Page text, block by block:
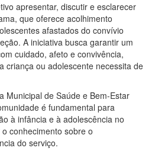
apresentar, discutir e esclarecer
que oferece acolhimento
afastados do convívio
A iniciativa busca garantir um
cuidado, afeto e convivência,
criança ou adolescente necessita de
Municipal de Saúde e Bem-Estar
é fundamental para
à infância e à adolescência no
conhecimento sobre o
do serviço.